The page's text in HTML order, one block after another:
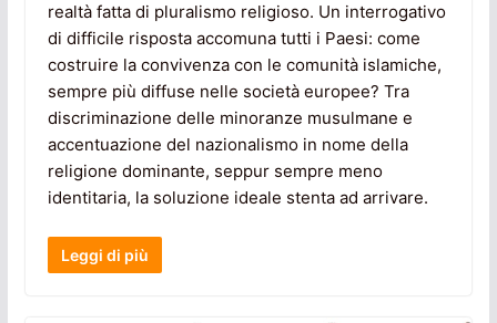
realtà fatta di pluralismo religioso. Un interrogativo
di difficile risposta accomuna tutti i Paesi: come
costruire la convivenza con le comunità islamiche,
sempre più diffuse nelle società europee? Tra
discriminazione delle minoranze musulmane e
accentuazione del nazionalismo in nome della
religione dominante, seppur sempre meno
identitaria, la soluzione ideale stenta ad arrivare.
Leggi di più